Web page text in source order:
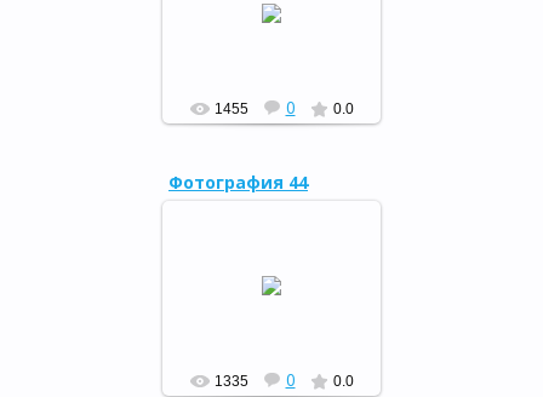
детской и юношеской книги
1455 0 0.0
Фотография 44
детской и юношеской книги
1335 0 0.0